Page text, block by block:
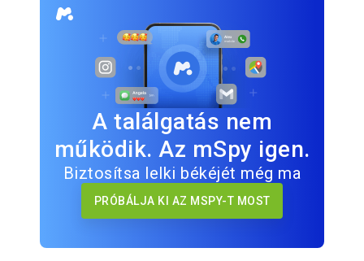
A találgatás nem
működik. Az mSpy igen.
Biztosítsa lelki békéjét még ma
PRÓBÁLJA KI AZ MSPY-T MOST